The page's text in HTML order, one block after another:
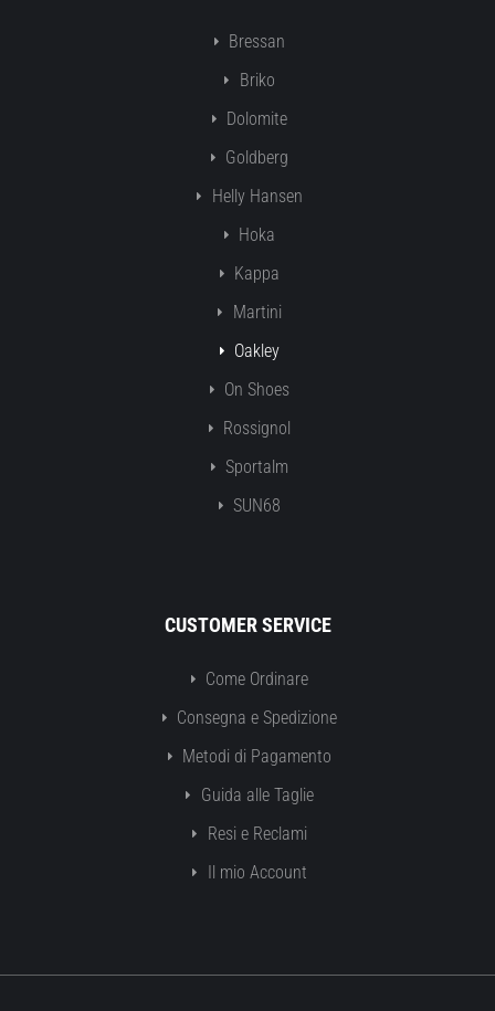
Bressan
Briko
Dolomite
Goldberg
Helly Hansen
Hoka
Kappa
Martini
Oakley
On Shoes
Rossignol
Sportalm
SUN68
CUSTOMER SERVICE
Come Ordinare
Consegna e Spedizione
Metodi di Pagamento
Guida alle Taglie
Resi e Reclami
Il mio Account